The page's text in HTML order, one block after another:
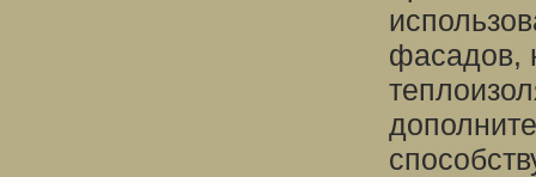
фасадов,